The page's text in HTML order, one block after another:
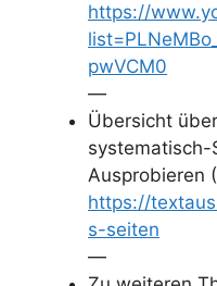
https://
pwVCM0
—
Übersicht
Ausprobieren
https://
s-seiten
—